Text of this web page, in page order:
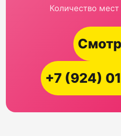
Количество
+7 (924)